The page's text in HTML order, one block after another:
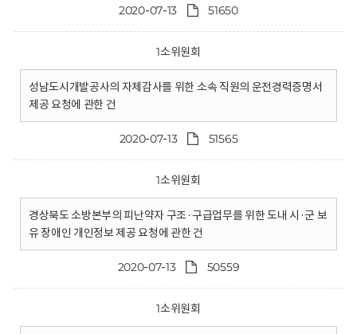
2020-07-13 51650
1소위원회
성남도시개발공사의 자체감사를 위한 소속 직원의 운전경력증명서
제공 요청에 관한 건
2020-07-13 51565
1소위원회
경상북도 소방본부의 피난약자 구조·구급업무를 위한 도내 시·군 보
유 장애인 개인정보 제공 요청에 관한 건
2020-07-13 50559
1소위원회